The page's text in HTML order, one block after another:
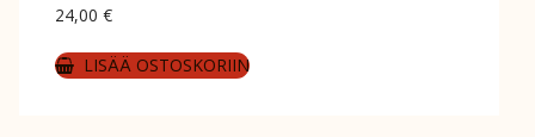
24,00 €
LISÄÄ OSTOSKORIIN